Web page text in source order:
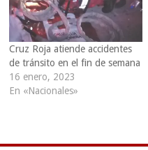
Cruz Roja atiende accidentes
de tránsito en el fin de semana
16 enero, 2023
En «Nacionales»